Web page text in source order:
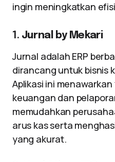
ingin meningkatkan
1. Jurnal by Mekari
Jurnal adalah ERP
dirancang untuk bisnis
Aplikasi ini
keuangan dan
memudahkan
arus kas serta
yang akurat.